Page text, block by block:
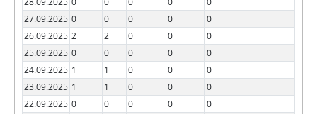
27.09.2025 0 0 0 0
0
26.09.2025 2 2 0 0
0
25.09.2025 0 0 0 0
0
24.09.2025 1 1 0 0
0
23.09.2025 1 1 0 0
0
22.09.2025 0 0 0 0
0